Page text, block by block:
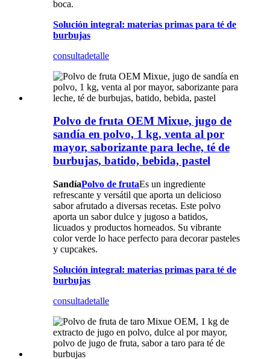
boca.
Solución integral: materias primas para té de
burbujas
consultadetalle
Polvo de fruta OEM Mixue, jugo de
sandía en polvo, 1 kg, venta al por
mayor, saborizante para leche, té de
burbujas, batido, bebida, pastel
SandíaPolvo de frutaEs un ingrediente
refrescante y versátil que aporta un delicioso
sabor afrutado a diversas recetas. Este polvo
aporta un sabor dulce y jugoso a batidos,
licuados y productos horneados. Su vibrante
color verde lo hace perfecto para decorar pasteles
y cupcakes.
Solución integral: materias primas para té de
burbujas
consultadetalle